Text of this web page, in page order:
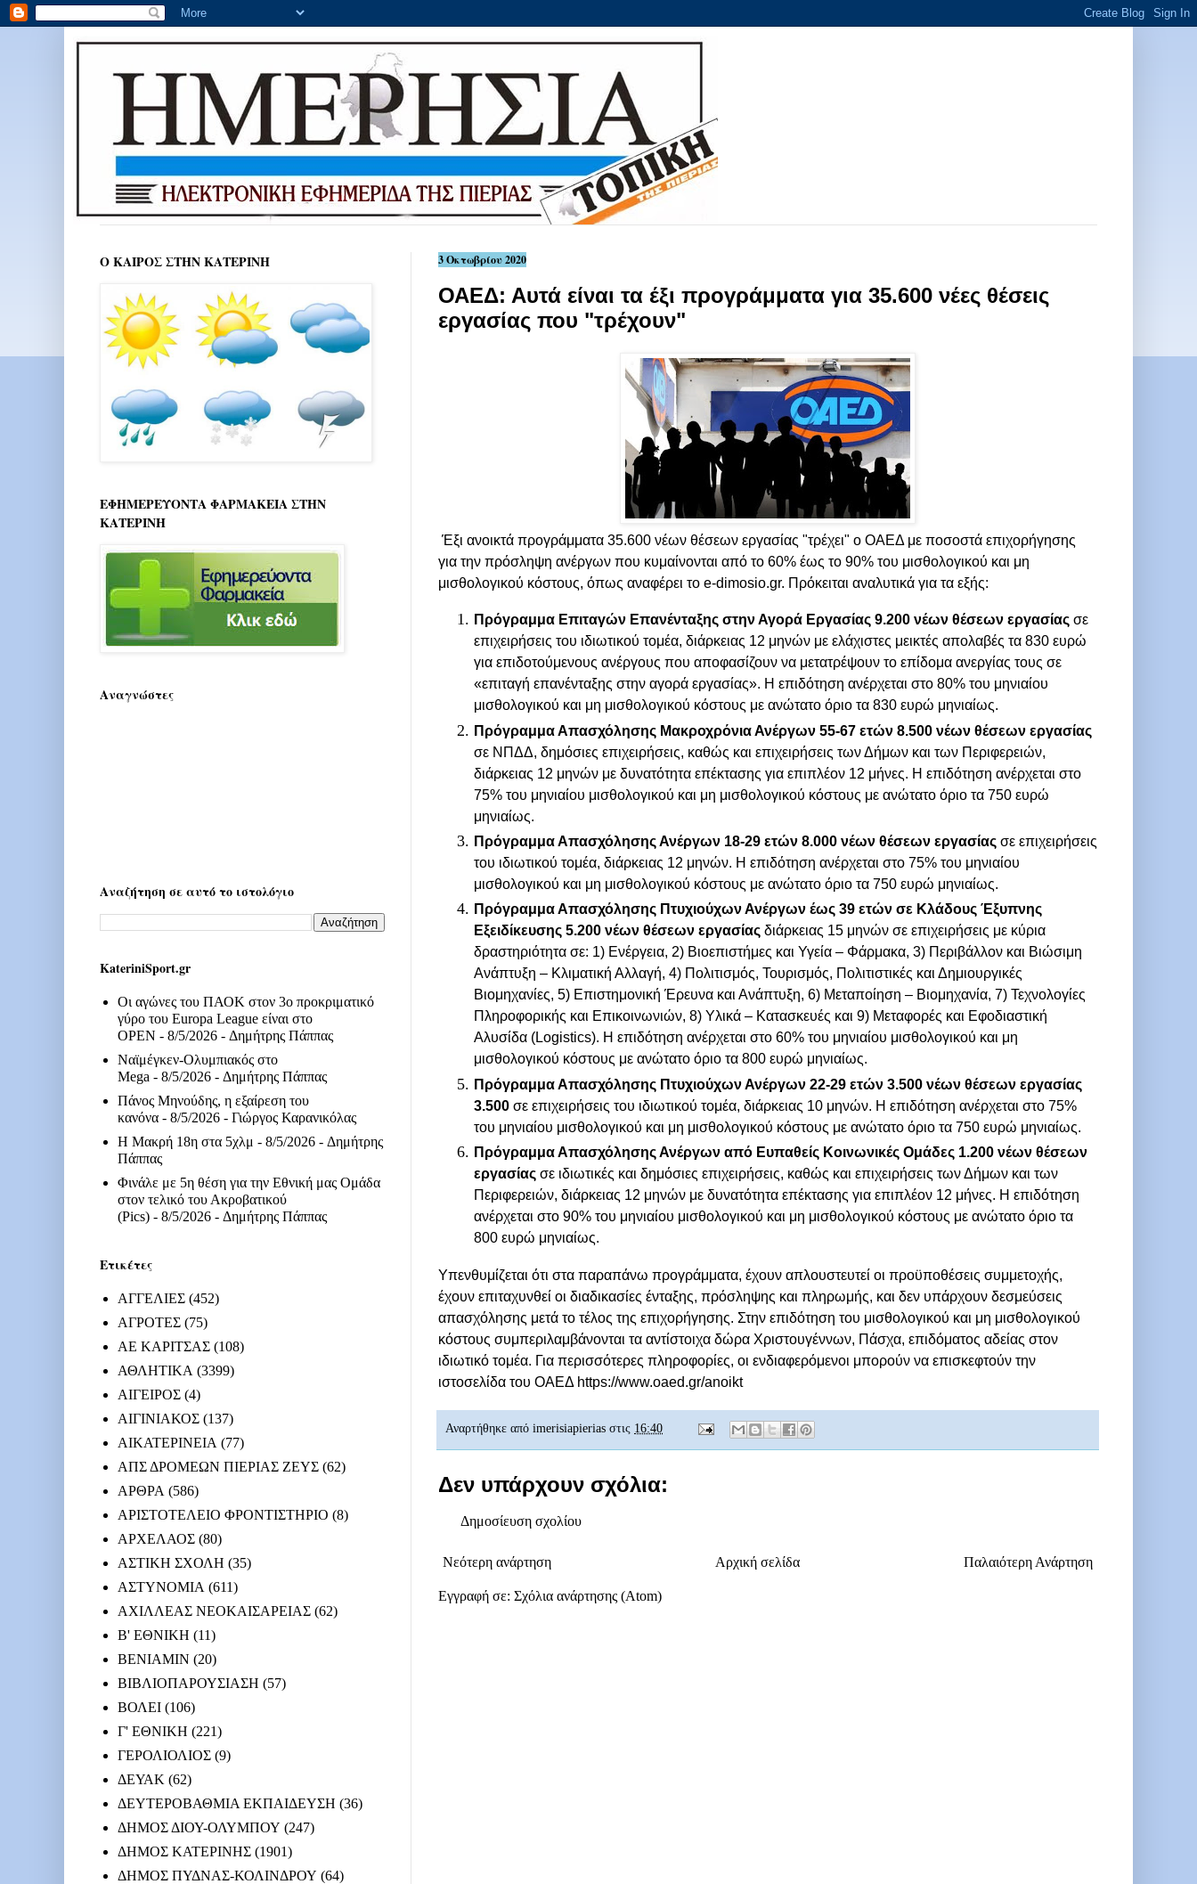
3 Οκτωβρίου 2020
ΟΑΕΔ: Αυτά είναι τα έξι προγράμματα για 35.600 νέες θέσεις
εργασίας που "τρέχουν"
Έξι ανοικτά προγράμματα 35.600 νέων θέσεων εργασίας "τρέχει" ο ΟΑΕΔ με ποσοστά επιχορήγησης
για την πρόσληψη ανέργων που κυμαίνονται από το 60% έως το 90% του μισθολογικού και μη
μισθολογικού κόστους, όπως αναφέρει το e-dimosio.gr. Πρόκειται αναλυτικά για τα εξής:
Πρόγραμμα Επιταγών Επανένταξης στην Αγορά Εργασίας 9.200 νέων θέσεων εργασίας σε
επιχειρήσεις του ιδιωτικού τομέα, διάρκειας 12 μηνών με ελάχιστες μεικτές απολαβές τα 830 ευρώ
για επιδοτούμενους ανέργους που αποφασίζουν να μετατρέψουν το επίδομα ανεργίας τους σε
«επιταγή επανένταξης στην αγορά εργασίας». Η επιδότηση ανέρχεται στο 80% του μηνιαίου
μισθολογικού και μη μισθολογικού κόστους με ανώτατο όριο τα 830 ευρώ μηνιαίως.
Πρόγραμμα Απασχόλησης Μακροχρόνια Ανέργων 55-67 ετών 8.500 νέων θέσεων εργασίας
σε ΝΠΔΔ, δημόσιες επιχειρήσεις, καθώς και επιχειρήσεις των Δήμων και των Περιφερειών,
διάρκειας 12 μηνών με δυνατότητα επέκτασης για επιπλέον 12 μήνες. Η επιδότηση ανέρχεται στο
75% του μηνιαίου μισθολογικού και μη μισθολογικού κόστους με ανώτατο όριο τα 750 ευρώ
μηνιαίως.
Πρόγραμμα Απασχόλησης Ανέργων 18-29 ετών 8.000 νέων θέσεων εργασίας σε επιχειρήσεις
του ιδιωτικού τομέα, διάρκειας 12 μηνών. Η επιδότηση ανέρχεται στο 75% του μηνιαίου
μισθολογικού και μη μισθολογικού κόστους με ανώτατο όριο τα 750 ευρώ μηνιαίως.
Πρόγραμμα Απασχόλησης Πτυχιούχων Ανέργων έως 39 ετών σε Κλάδους Έξυπνης
Εξειδίκευσης 5.200 νέων θέσεων εργασίας διάρκειας 15 μηνών σε επιχειρήσεις με κύρια
δραστηριότητα σε: 1) Ενέργεια, 2) Βιοεπιστήμες και Υγεία – Φάρμακα, 3) Περιβάλλον και Βιώσιμη
Ανάπτυξη – Κλιματική Αλλαγή, 4) Πολιτισμός, Τουρισμός, Πολιτιστικές και Δημιουργικές
Βιομηχανίες, 5) Επιστημονική Έρευνα και Ανάπτυξη, 6) Μεταποίηση – Βιομηχανία, 7) Τεχνολογίες
Πληροφορικής και Επικοινωνιών, 8) Υλικά – Κατασκευές και 9) Μεταφορές και Εφοδιαστική
Αλυσίδα (Logistics). Η επιδότηση ανέρχεται στο 60% του μηνιαίου μισθολογικού και μη
μισθολογικού κόστους με ανώτατο όριο τα 800 ευρώ μηνιαίως.
Πρόγραμμα Απασχόλησης Πτυχιούχων Ανέργων 22-29 ετών 3.500 νέων θέσεων εργασίας
3.500 σε επιχειρήσεις του ιδιωτικού τομέα, διάρκειας 10 μηνών. Η επιδότηση ανέρχεται στο 75%
του μηνιαίου μισθολογικού και μη μισθολογικού κόστους με ανώτατο όριο τα 750 ευρώ μηνιαίως.
Πρόγραμμα Απασχόλησης Ανέργων από Ευπαθείς Κοινωνικές Ομάδες 1.200 νέων θέσεων
εργασίας σε ιδιωτικές και δημόσιες επιχειρήσεις, καθώς και επιχειρήσεις των Δήμων και των
Περιφερειών, διάρκειας 12 μηνών με δυνατότητα επέκτασης για επιπλέον 12 μήνες. Η επιδότηση
ανέρχεται στο 90% του μηνιαίου μισθολογικού και μη μισθολογικού κόστους με ανώτατο όριο τα
800 ευρώ μηνιαίως.
Υπενθυμίζεται ότι στα παραπάνω προγράμματα, έχουν απλουστευτεί οι προϋποθέσεις συμμετοχής,
έχουν επιταχυνθεί οι διαδικασίες ένταξης, πρόσληψης και πληρωμής, και δεν υπάρχουν δεσμεύσεις
απασχόλησης μετά το τέλος της επιχορήγησης. Στην επιδότηση του μισθολογικού και μη μισθολογικού
κόστους συμπεριλαμβάνονται τα αντίστοιχα δώρα Χριστουγέννων, Πάσχα, επιδόματος αδείας στον
ιδιωτικό τομέα. Για περισσότερες πληροφορίες, οι ενδιαφερόμενοι μπορούν να επισκεφτούν την
ιστοσελίδα του ΟΑΕΔ https://www.oaed.gr/anoikt
Αναρτήθηκε από imerisiapierias στις 16:40
Δεν υπάρχουν σχόλια:
Δημοσίευση σχολίου
Νεότερη ανάρτηση Παλαιότερη Ανάρτηση
Αρχική σελίδα
Εγγραφή σε: Σχόλια ανάρτησης (Atom)
Ο ΚΑΙΡΟΣ ΣΤΗΝ ΚΑΤΕΡΙΝΗ
ΕΦΗΜΕΡΕΥΟΝΤΑ ΦΑΡΜΑΚΕΙΑ ΣΤΗΝ
ΚΑΤΕΡΙΝΗ
Αναγνώστες
Αναζήτηση σε αυτό το ιστολόγιο
KateriniSport.gr
Οι αγώνες του ΠΑΟΚ στον 3ο προκριματικό
γύρο του Europa League είναι στο
OPEN - 8/5/2026 - Δημήτρης Πάππας
Ναϊμέγκεν-Ολυμπιακός στο
Mega - 8/5/2026 - Δημήτρης Πάππας
Πάνος Μηνούδης, η εξαίρεση του
κανόνα - 8/5/2026 - Γιώργος Καρανικόλας
Η Μακρή 18η στα 5χλμ - 8/5/2026 - Δημήτρης
Πάππας
Φινάλε με 5η θέση για την Εθνική μας Ομάδα
στον τελικό του Ακροβατικού
(Pics) - 8/5/2026 - Δημήτρης Πάππας
Ετικέτες
ΑΓΓΕΛΙΕΣ (452)
ΑΓΡΟΤΕΣ (75)
ΑΕ ΚΑΡΙΤΣΑΣ (108)
ΑΘΛΗΤΙΚΑ (3399)
ΑΙΓΕΙΡΟΣ (4)
ΑΙΓΙΝΙΑΚΟΣ (137)
ΑΙΚΑΤΕΡΙΝΕΙΑ (77)
ΑΠΣ ΔΡΟΜΕΩΝ ΠΙΕΡΙΑΣ ΖΕΥΣ (62)
ΑΡΘΡΑ (586)
ΑΡΙΣΤΟΤΕΛΕΙΟ ΦΡΟΝΤΙΣΤΗΡΙΟ (8)
ΑΡΧΕΛΑΟΣ (80)
ΑΣΤΙΚΗ ΣΧΟΛΗ (35)
ΑΣΤΥΝΟΜΙΑ (611)
ΑΧΙΛΛΕΑΣ ΝΕΟΚΑΙΣΑΡΕΙΑΣ (62)
Β' ΕΘΝΙΚΗ (11)
ΒΕΝΙΑΜΙΝ (20)
ΒΙΒΛΙΟΠΑΡΟΥΣΙΑΣΗ (57)
ΒΟΛΕΙ (106)
Γ' ΕΘΝΙΚΗ (221)
ΓΕΡΟΛΙΟΛΙΟΣ (9)
ΔΕΥΑΚ (62)
ΔΕΥΤΕΡΟΒΑΘΜΙΑ ΕΚΠΑΙΔΕΥΣΗ (36)
ΔΗΜΟΣ ΔΙΟΥ-ΟΛΥΜΠΟΥ (247)
ΔΗΜΟΣ ΚΑΤΕΡΙΝΗΣ (1901)
ΔΗΜΟΣ ΠΥΔΝΑΣ-ΚΟΛΙΝΔΡΟΥ (64)